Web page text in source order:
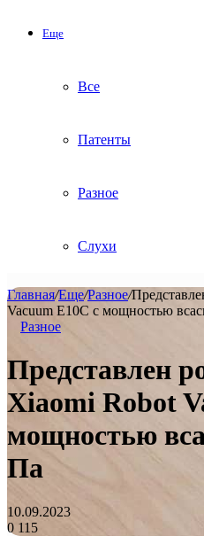
Еще
Все
Патенты
Разное
Слухи
Главная/Еще/Разное/
Vacuum E10C с мощностью
Разное
Представлен
Xiaomi Robot
мощностью
Па
10.09.2023
0 115